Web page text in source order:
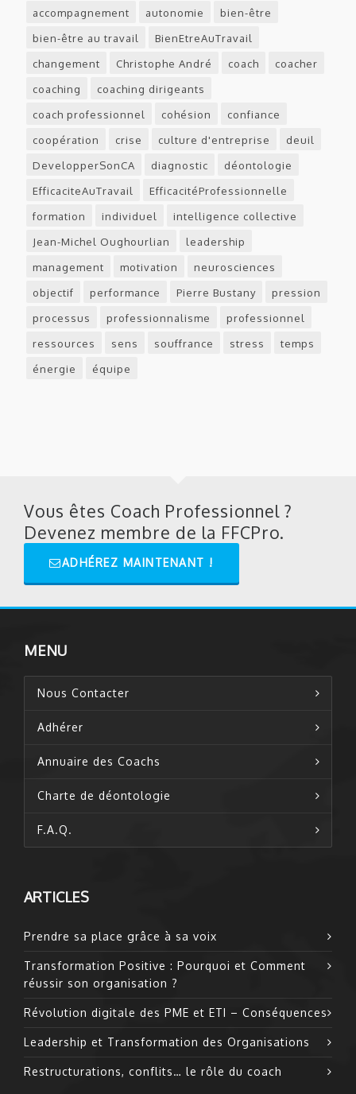
accompagnement autonomie
bien-être
bien-être au travail
BienEtreAuTravail
changement
Christophe André coach
coacher
coaching
coaching dirigeants
coach professionnel
cohésion
confiance
coopération
crise culture d'entreprise
deuil
DevelopperSonCA
diagnostic
déontologie
EfficaciteAuTravail
EfficacitéProfessionnelle
formation
individuel
intelligence collective
Jean-Michel Oughourlian
leadership
management
motivation
neurosciences
objectif
performance Pierre Bustany
pression
processus
professionnalisme
professionnel
ressources
sens souffrance stress
temps
énergie
équipe
Vous êtes Coach Professionnel ?
Devenez membre de la FFCPro.
ADHÉREZ MAINTENANT !
MENU
Nous Contacter
Adhérer
Annuaire des Coachs
Charte de déontologie
F.A.Q.
ARTICLES
Prendre sa place grâce à sa voix
Transformation Positive : Pourquoi et Comment
réussir son organisation ?
Révolution digitale des PME et ETI – Conséquences
Leadership et Transformation des Organisations
Restructurations, conflits… le rôle du coach